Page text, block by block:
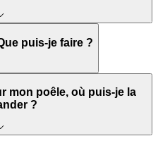
puis-je faire ?
mon poêle, où puis-je la
?